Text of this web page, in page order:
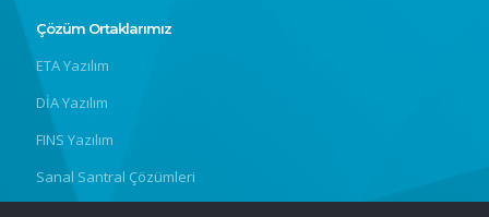
Çözüm Ortaklarımız
ETA Yazılım
DİA Yazılım
FINS Yazılım
Sanal Santral Çözümleri